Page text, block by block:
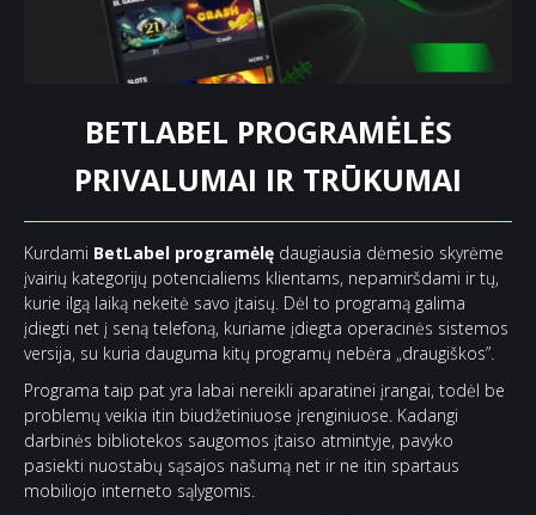
BETLABEL PROGRAMĖLĖS
PRIVALUMAI IR TRŪKUMAI
Kurdami BetLabel programėlę daugiausia dėmesio skyrėme
įvairių kategorijų potencialiems klientams, nepamiršdami ir tų,
kurie ilgą laiką nekeitė savo įtaisų. Dėl to programą galima
įdiegti net į seną telefoną, kuriame įdiegta operacinės sistemos
versija, su kuria dauguma kitų programų nebėra „draugiškos”.
Programa taip pat yra labai nereikli aparatinei įrangai, todėl be
problemų veikia itin biudžetiniuose įrenginiuose. Kadangi
darbinės bibliotekos saugomos įtaiso atmintyje, pavyko
pasiekti nuostabų sąsajos našumą net ir ne itin spartaus
mobiliojo interneto sąlygomis.